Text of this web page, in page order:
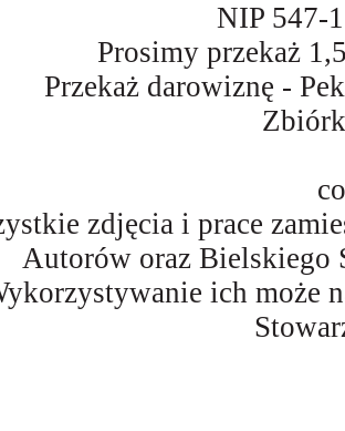
NIP 547-
Prosimy przekaż
Przekaż darowiznę -
zdjęcia i prace
Autorów oraz Bielskiego
ich może